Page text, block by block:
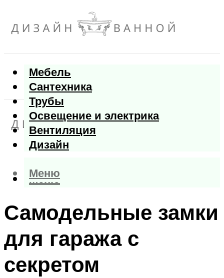
Мебель
Сантехника
Трубы
Освещение и электрика
Вентиляция
Дизайн
Меню
Меню
Самодельные замки
для гаража с
секретом